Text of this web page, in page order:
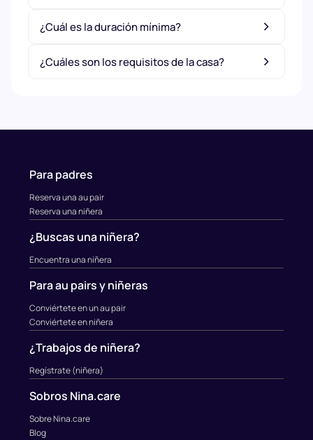
¿Cuál es la duración mínima?
¿Cuáles son los requisitos de la casa?
Para padres
Reserva una au pair
Reserva una niñera
¿Buscas una niñera?
Encuentra una niñera
Para au pairs y niñeras
Conviértete en un au pair
Conviértete en niñera
¿Trabajos de niñera?
Regístrate (niñera)
Sobros Nina.care
Sobre Nina.care
Blog